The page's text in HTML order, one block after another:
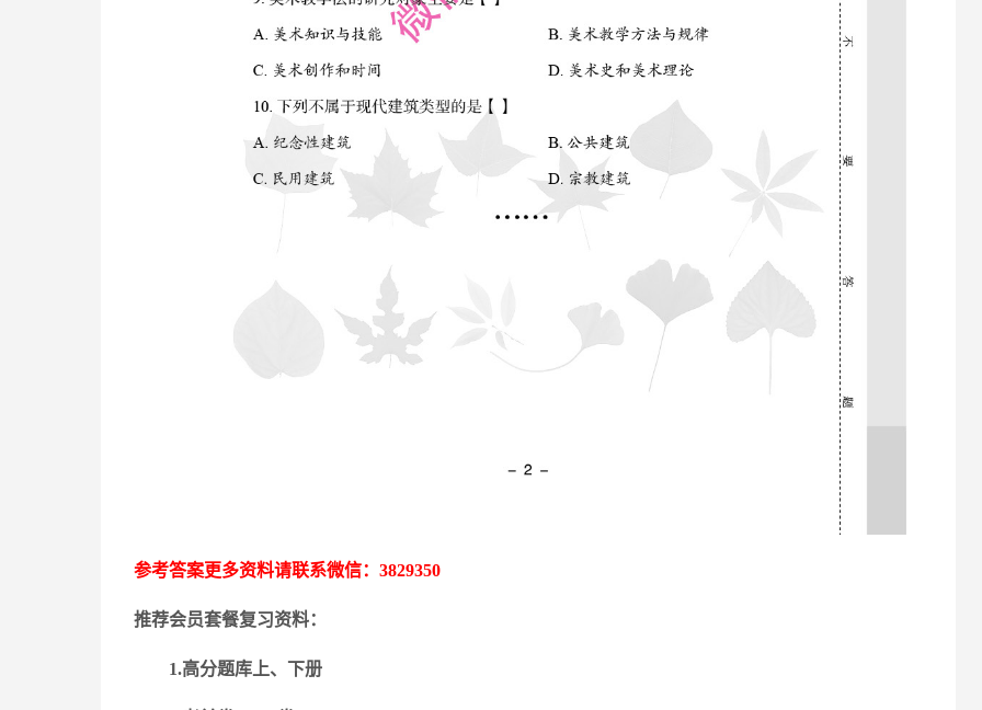
参考答案更多资料请联系微信： 3829350
推荐会员套餐复习资料：
1.高分题库上、下册